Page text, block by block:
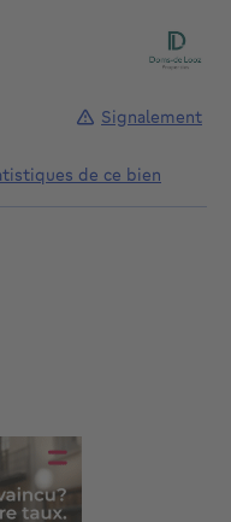
de ce bien
Signalement